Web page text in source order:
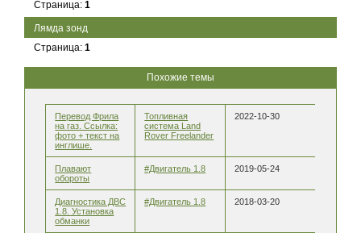
Лямда зонд
Страница:1
Страница:1
Похожие темы
Перевод Фрила
на газ. Ссылка:
фото + текст на
инглише.
Топливная
система Land
Rover Freelander
2022-10-30
Плавают
обороты
#Двигатель 1.8 2019-05-24
Диагностика ДВС
1.8. Установка
обманки
#Двигатель 1.8 2018-03-20